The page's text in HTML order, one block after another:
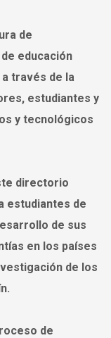
de
educación
través de la
estudiantes y
y tecnológicos
directorio
estudiantes de
de sus
en los países
de los
de